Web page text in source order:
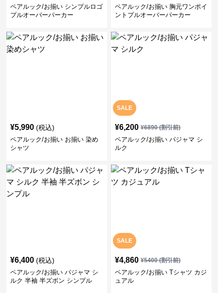
ペアルック/お揃い シンプルロゴ
プルオーバーパーカー
ペアルック/お揃い 胸元ワンポイ
ントプルオーバーパーカー
¥5,990 (税込)
ペアルック/お揃い お揃い 染め
シャツ
SALE
¥6,200 ¥6890(割引前)
ペアルック/お揃い パジャマ シ
ルク
¥6,400 (税込)
ペアルック/お揃い パジャマ シ
ルク 半袖 半ズボン シンプル
SALE
¥4,860 ¥5400(割引前)
ペアルック/お揃い Tシャツ カジ
ュアル